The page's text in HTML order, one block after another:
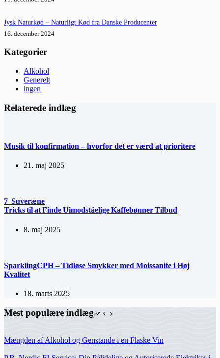
Jysk Naturkød – Naturligt Kød fra Danske Producenter
16. december 2024
Kategorier
Alkohol
Generelt
ingen
Relaterede indlæg
Musik til konfirmation – hvorfor det er værd at prioritere
21. maj 2025
7 Suveræne
Tricks til at Finde Uimodståelige Kaffebønner Tilbud
8. maj 2025
SparklingCPH – Tidløse Smykker med Moissanite i Høj
Kvalitet
18. marts 2025
Mest populære indlæg
Mængden af Alkohol og Genstande i en Flaske Vin